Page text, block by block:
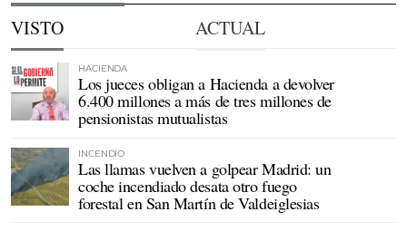
VISTO ACTUAL
HACIENDA
Los jueces obligan a Hacienda a devolver
6.400 millones a más de tres millones de
pensionistas mutualistas
INCENDIO
Las llamas vuelven a golpear Madrid: un
coche incendiado desata otro fuego
forestal en San Martín de Valdeiglesias